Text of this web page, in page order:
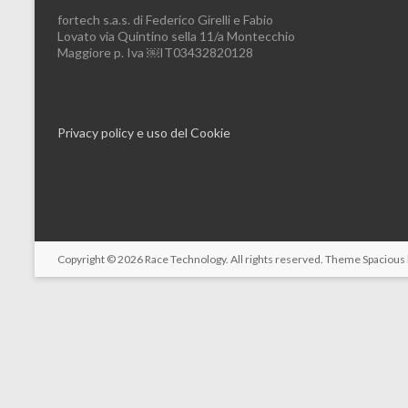
fortech s.a.s. di Federico Girelli e Fabio
Lovato via Quintino sella 11/a Montecchio
Maggiore p. Iva ￼IT03432820128
Privacy policy e uso del Cookie
Copyright © 2026 Race Technology. All rights reserved. ThemeSpacious